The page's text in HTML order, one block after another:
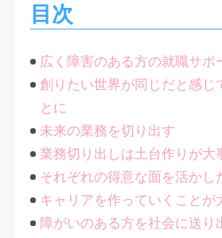
目次
広く障害のある方の就職サポ
創りたい世界が同じだと感じ
とに
未来の業務を切り出す
業務切り出しは土台作りが大
それぞれの得意な面を活かし
キャリアを作っていくことが
障がいのある方を社会に送り